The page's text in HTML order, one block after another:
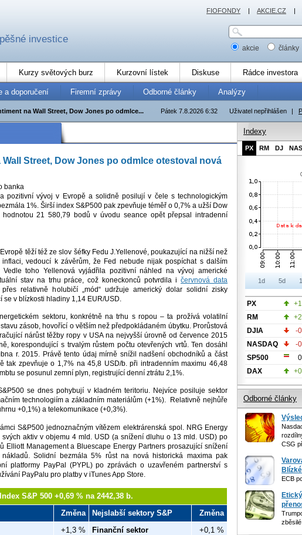
investice
akcie články
Kurzy světových burz Kurzovní lístek Diskuse Rádce investora
a doporučení Firemní zprávy Odborné články Analýzy
Uživatel nepřihlášen |
Pátek 7.8.2026 6:32
na Wall Street, Dow Jones po odmlce...
Street, Dow Jones po odmlce otestoval nová
banka
pozitivní vývoj v Evropě a solidně posilují v čele s technologickým
1%. Širší index S&P500 pak zpevňuje téměř o 0,7% a užší Dow
21 580,79 bodů v úvodu seance opět přepsal intradenní
těží též ze slov šéfky Fedu J.Yellenové, poukazující na nižší než
vedoucí k závěrům, že Fed nebude nijak pospíchat s dalším
Vedle toho Yellenová vyjádřila pozitivní náhled na vývoj americké
stav na trhu práce, což koneckonců potvrdila ičervnová data
relativně holubičí „mód“ udržuje americký dolar solidní zisky
v blízkosti hladiny 1,14 EUR/USD.
sektoru, konkrétně na trhu s ropou – ta prožívá volatilní
zásob, hovořící o větším než předpokládaném úbytku. Prorůstová
nárůst těžby ropy v USA na nejvyšší úrovně od července 2015
korespondující s trvalým růstem počtu otevřených vrtů. Ten dosáhl
r. 2015. Právě tento údaj mírně snížil nadšení obchodníků a část
tak zpevňuje o 1,7% na 45,8 USD/b. při intradenním maximu 46,48
se posunul zemní plyn, registrující denní ztrátu 2,1%.
se dnes pohybují v kladném teritoriu. Nejvíce posiluje sektor
technologiím a základním materiálům (+1%). Relativně nejhůře
+0,1%) a telekomunikace (+0,3%).
S&P500 jednoznačným vítězem elektrárenská spol. NRG Energy
aktiv v objemu 4 mld. USD (a snížení dluhu o 13 mld. USD) po
Elliott Management a Bluescape Energy Partners prosazující snížení
Solidní bezmála 5% růst na nová historická maxima pak
platformy PayPal (PYPL) po zprávách o uzavřeném partnerství s
PayPalu pro platby v iTunes App Store.
Index S&P 500 +0,69 % na 2442,38 b.
Změna Nejslabší sektory S&P
Změna
+1,3 % Finanční sektor
+0,1 %
Indexy
PX RM DJ
1d 5d
PX
RM
DJIA
-
NASDAQ
-
SP500
DAX
Odborné články
CSG
ECB
FIOFONDY | AKCIE.CZ |